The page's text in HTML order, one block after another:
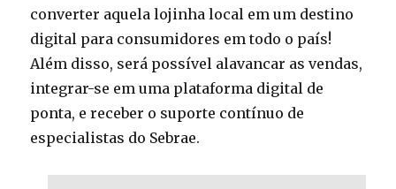
converter aquela lojinha local em um destino
digital para consumidores em todo o país!
Além disso, será possível alavancar as vendas,
integrar-se em uma plataforma digital de
ponta, e receber o suporte contínuo de
especialistas do Sebrae.